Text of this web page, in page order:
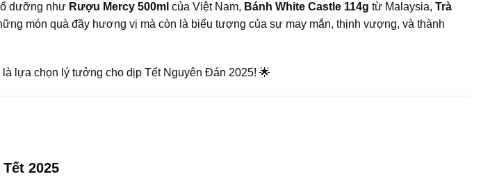
dưỡng như Rượu Mercy 500ml của Việt Nam, Bánh White Castle 114g từ Malaysia, Trà
món quà đầy hương vị mà còn là biểu tượng của sự may mắn, thịnh vượng, và thành
là lựa chọn lý tưởng cho dịp Tết Nguyên Đán 2025! 🌟
2025